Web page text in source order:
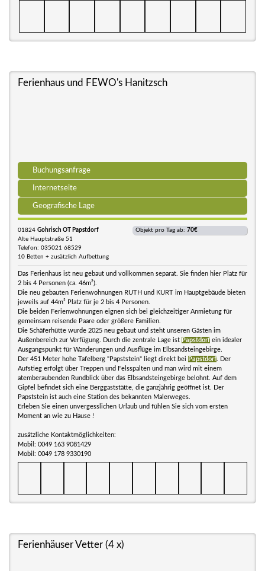
Ferienhaus und FEWO's Hanitzsch
Buchungsanfrage
Internetseite
Geografische Lage
01824 Gohrisch OT Papstdorf
Alte Hauptstraße 51
Telefon: 035021 68529
10 Betten + zusätzlich Aufbettung
Objekt pro Tag ab: 70€
Das Ferienhaus ist neu gebaut und vollkommen separat. Sie finden hier Platz für
2 bis 4 Personen (ca. 46m²).
Die neu gebauten Ferienwohnungen RUTH und KURT im Hauptgebäude bieten
jeweils auf 44m² Platz für je 2 bis 4 Personen.
Die beiden Ferienwohnungen eignen sich bei gleichzeitiger Anmietung für
gemeinsam reisende Paare oder größere Familien.
Die Schäferhütte wurde 2025 neu gebaut und steht unseren Gästen im
Außenbereich zur Verfügung. Durch die zentrale Lage ist Papstdorf ein idealer
Ausgangspunkt für Wanderungen und Ausflüge im Elbsandsteingebirge.
Der 451 Meter hohe Tafelberg "Papststein" liegt direkt bei Papstdorf . Der
Aufstieg erfolgt über Treppen und Felsspalten und man wird mit einem
atemberaubenden Rundblick über das Elbsandsteingebirge belohnt. Auf dem
Gipfel befindet sich eine Berggaststätte, die ganzjährig geöffnet ist. Der
Papststein ist auch eine Station des bekannten Malerweges.
Erleben Sie einen unvergesslichen Urlaub und fühlen Sie sich vom ersten
Moment an wie zu Hause !
zusätzliche Kontaktmöglichkeiten:
Mobil: 0049 163 9081429
Mobil: 0049 178 9330190
Ferienhäuser Vetter (4 x)